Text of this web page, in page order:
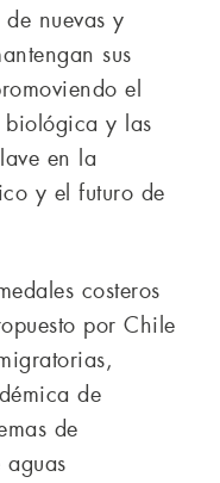
nuevas y
sus
el
y las
en la
y el futuro de
costeros
por Chile
de
de